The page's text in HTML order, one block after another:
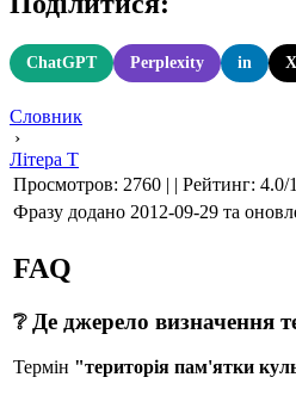
ChatGPT Perplexity in X
Словник
›
Літера Т
Просмотров: 2760 | | Рейтинг: 4.0/1
Фразу додано 2012-09-29 та
FAQ
❔ Де джерело визначення
Термін "територія пам'ятки